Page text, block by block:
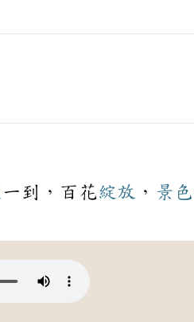
一到，百花綻放 ， 景色